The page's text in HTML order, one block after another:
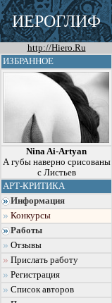
ИЕРОГЛИФ
http://Hiero.Ru
ИЗБРАННОЕ
Nina Ai-Artyan
А губы наверно срисованы
с Листьев
АРТ-КРИТИКА
Информация
Конкурсы
Работы
Отзывы
Прислать работу
Регистрация
Список авторов